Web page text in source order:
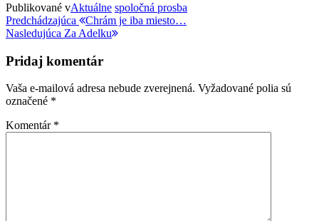
Publikované vAktuálne spoločná prosba
Navigácia
v
článku
Predchádzajúci
príspevok
Predchádzajúca
Chrám je iba miesto…
Nasledujúci
Nasledujúca Za Adelku
Pridaj komentár
Vaša e-mailová adresa nebude zverejnená. Vyžadované polia sú
označené *
Komentár *